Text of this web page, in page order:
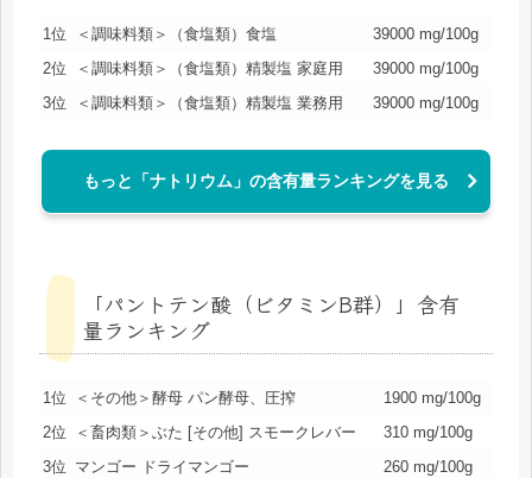
1位 ＜調味料類＞（食塩類）食塩
39000 mg/100g
2位
＜調味料類＞（食塩類）精製塩 家庭用
39000 mg/100g
3位
＜調味料類＞（食塩類）精製塩 業務用 39000 mg/100g
もっと「ナトリウム」の含有量ランキングを見る
「パントテン酸（ビタミンB群）」含有
量ランキング
1位 ＜その他＞酵母 パン酵母、圧搾
1900 mg/100g
2位
＜畜肉類＞ぶた [その他] スモークレバー
310 mg/100g
3位 マンゴー ドライマンゴー 260 mg/100g